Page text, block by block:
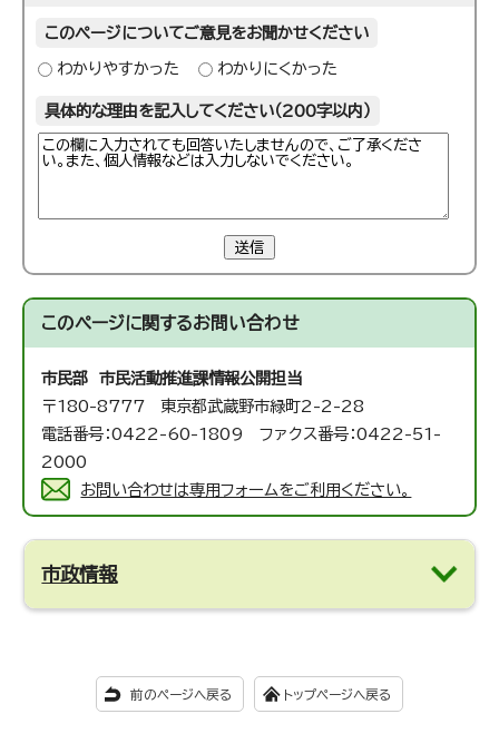
このページについてご意見をお聞かせください
わかりやすかった わかりにくかった
具体的な理由を記入してください（200字以内）
送信
このページに関するお問い合わせ
市民部 市民活動推進課情報公開担当
〒180-8777 東京都武蔵野市緑町2-2-28
電話番号：0422-60-1809 ファクス番号：0422-51-
2000
お問い合わせは専用フォームをご利用ください。
市政情報
前のページへ戻る トップページへ戻る